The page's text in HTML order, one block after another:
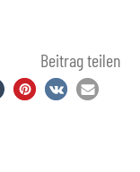
Beitrag teilen